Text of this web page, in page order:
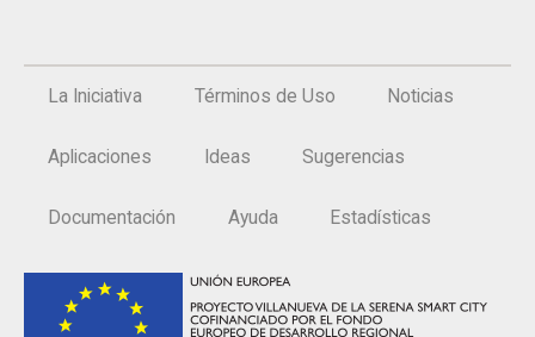
La Iniciativa Términos de Uso Noticias
Aplicaciones Ideas Sugerencias
Documentación Ayuda Estadísticas